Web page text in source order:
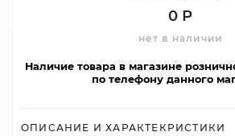
0 Р
нет в наличии
Наличие товара в магазине
по телефону данного
ОПИСАНИЕ И ХАРАКТЕКРИСТИКИ